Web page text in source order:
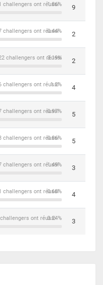
1.86%
challengers ont réussi 9
0.44%
challengers ont réussi 2
3.19%
challengers ont réussi 2
1.2%
challengers ont réussi 4
0.97%
challengers ont réussi 5
0.86%
challengers ont réussi 5
1.49%
challengers ont réussi 3
0.68%
challengers ont réussi 4
0.24%
ont réussi 3